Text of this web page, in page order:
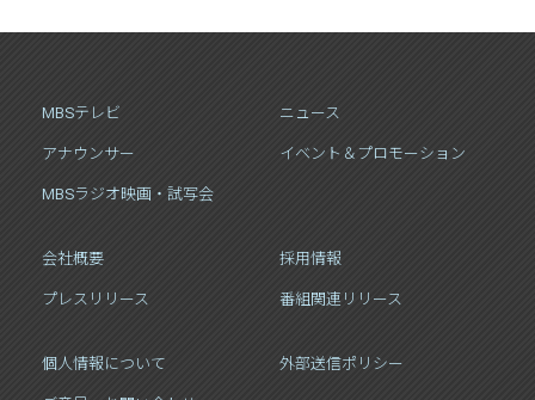
MBSテレビ ニュース
アナウンサー イベント＆プロモーション
MBSラジオ映画・試写会
会社概要 採用情報
プレスリリース 番組関連リリース
個人情報について 外部送信ポリシー